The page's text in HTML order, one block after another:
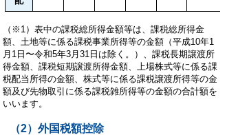
（※1）表中の課税総所得金額等は、課税総所得金
額、土地等に係る課税事業所得等の金額（平成10年1
月1日〜令和5年3月31日は除く。）、課税長期譲渡所
得金額、課税短期譲渡所得金額、上場株式等に係る課
税配当所得の金額、株式等に係る課税譲渡所得等の金
額及び先物取引に係る課税雑所得等の金額の合計額を
いいます。
（2）外国税額控除